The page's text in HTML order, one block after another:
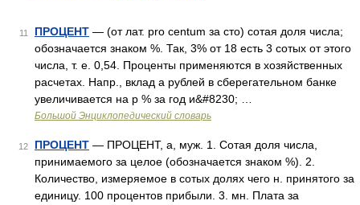
11 ПРОЦЕНТ — (от лат. pro centum за сто) сотая доля числа;
обозначается знаком %. Так, 3% от 18 есть 3 сотых от этого
числа, т. е. 0,54. Проценты применяются в хозяйственных
расчетах. Напр., вклад a рублей в сберегательном банке
увеличивается на p % за год и&#8230; …
Большой Энциклопедический словарь
12 ПРОЦЕНТ — ПРОЦЕНТ, а, муж. 1. Сотая доля числа,
принимаемого за целое (обозначается знаком %). 2.
Количество, измеряемое в сотых долях чего н. принятого за
единицу. 100 процентов прибыли. 3. мн. Плата за